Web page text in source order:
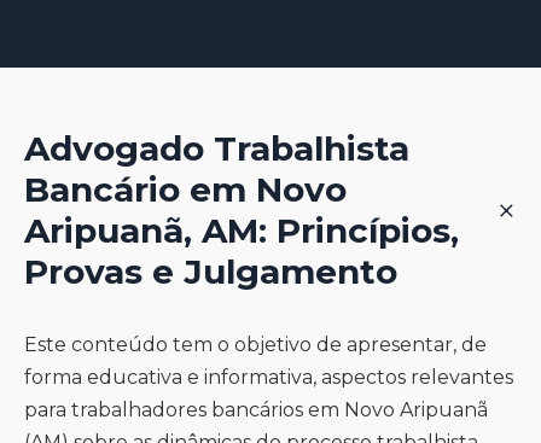
como o profissional pode ajudar, sempre respeitando as
normas éticas e a legislação aplicável, sem prometer
resultados.
Advogado Trabalhista
Bancário em Novo
Aripuanã, AM: Princípios,
Provas e Julgamento
+
Este conteúdo tem o objetivo de apresentar, de
forma educativa e informativa, aspectos relevantes
para trabalhadores bancários em Novo Aripuanã